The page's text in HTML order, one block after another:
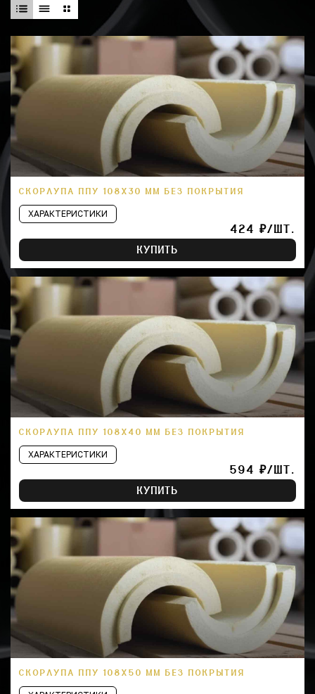
СКОРЛУПА ППУ 108Х30 ММ БЕЗ ПОКРЫТИЯ
ХАРАКТЕРИСТИКИ
424 ₽/ШТ.
КУПИТЬ
СКОРЛУПА ППУ 108Х40 ММ БЕЗ ПОКРЫТИЯ
ХАРАКТЕРИСТИКИ
594 ₽/ШТ.
КУПИТЬ
СКОРЛУПА ППУ 108Х50 ММ БЕЗ ПОКРЫТИЯ